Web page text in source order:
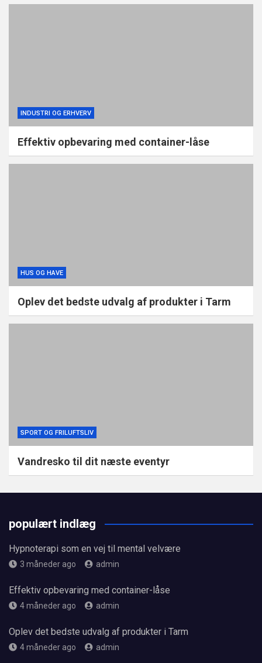
INDUSTRI OG ERHVERV
Effektiv opbevaring med container-låse
HUS OG HAVE
Oplev det bedste udvalg af produkter i Tarm
SPORT OG FRILUFTSLIV
Vandresko til dit næste eventyr
populært indlæg
Hypnoterapi som en vej til mental velvære
3 måneder ago admin
Effektiv opbevaring med container-låse
4 måneder ago admin
Oplev det bedste udvalg af produkter i Tarm
4 måneder ago admin